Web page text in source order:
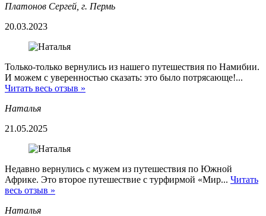
Платонов Сергей, г. Пермь
20.03.2023
Только-только вернулись из нашего путешествия по Намибии.
И можем с уверенностью сказать: это было потрясающе!...
Читать весь отзыв »
Наталья
21.05.2025
Недавно вернулись с мужем из путешествия по Южной
Африке. Это второе путешествие с турфирмой «Мир... Читать
весь отзыв »
Наталья